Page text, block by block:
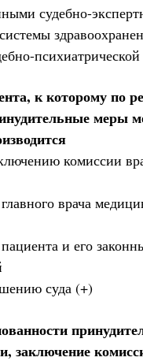
судебно-
к которому по
меры
комиссии
врача
и его
суда (+)
заключение